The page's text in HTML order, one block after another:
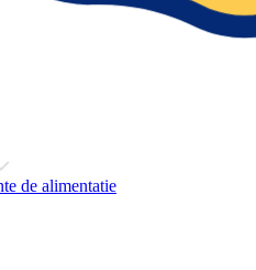
de alimentatie